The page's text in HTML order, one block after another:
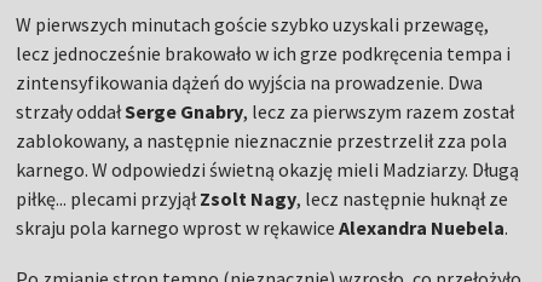
W pierwszych minutach goście szybko uzyskali przewagę,
lecz jednocześnie brakowało w ich grze podkręcenia tempa i
zintensyfikowania dążeń do wyjścia na prowadzenie. Dwa
strzały oddałSerge Gnabry, lecz za pierwszym razem został
zablokowany, a następnie nieznacznie przestrzelił zza pola
karnego. W odpowiedzi świetną okazję mieli Madziarzy. Długą
piłkę... plecami przyjąłZsolt Nagy, lecz następnie huknął ze
skraju pola karnego wprost w rękawiceAlexandra Nuebela.